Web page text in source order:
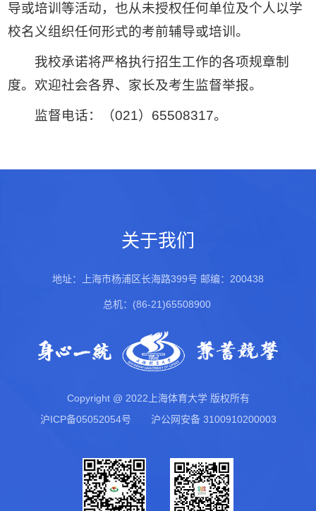
导或培训等活动，也从未授权任何单位及个人以学
校名义组织任何形式的考前辅导或培训。
我校承诺将严格执行招生工作的各项规章制
度。欢迎社会各界、家长及考生监督举报。
监督电话：（021）65508317。
关于我们
地址：上海市杨浦区长海路399号 邮编：200438
总机：(86-21)65508900
Copyright @ 2022上海体育大学 版权所有
沪ICP备05052054号
沪公网安备 3100910200003